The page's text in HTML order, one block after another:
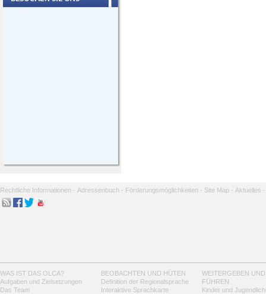
Rechtliche Informationen - Adressenbuch - Förderungsmöglichkeiten - Site Map - Aktuelles -
WAS IST DAS OLCA?
Aufgaben und Zielsetzungen
Das Team
BEOBACHTEN UND HÜTEN
Definition der Regionalsprache
Interaktive Sprachkarte
WEITERGEBEN UND
FÜHREN
Kinder und